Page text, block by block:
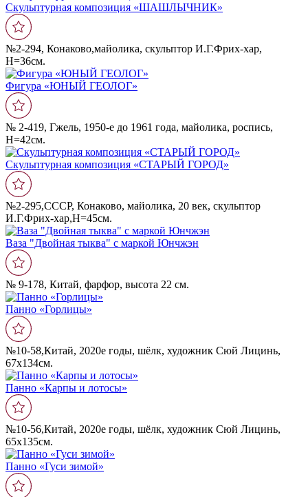
Скульптурная композиция «ШАШЛЫЧНИК»
№2-294, Конаково,майолика, скульптор И.Г.Фрих-хар,
Н=36см.
Фигура «ЮНЫЙ ГЕОЛОГ»
№ 2-419, Гжель, 1950-е до 1961 года, майолика, роспись,
Н=42см.
Скульптурная композиция «СТАРЫЙ ГОРОД»
№2-295,СССР, Конаково, майолика, 20 век, скульптор
И.Г.Фрих-хар,Н=45см.
Ваза "Двойная тыква" с маркой Юнчжэн
№ 9-178, Китай, фарфор, высота 22 см.
Панно «Горлицы»
№10-58,Китай, 2020е годы, шёлк, художник Сюй Лицинь,
67х134см.
Панно «Карпы и лотосы»
№10-56,Китай, 2020е годы, шёлк, художник Сюй Лицинь,
65х135см.
Панно «Гуси зимой»